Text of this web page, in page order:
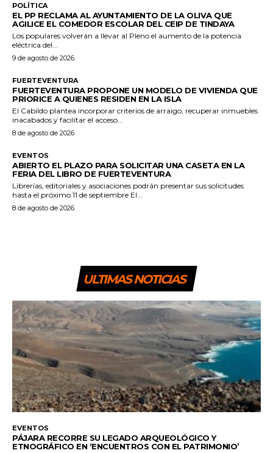
POLÍTICA
EL PP RECLAMA AL AYUNTAMIENTO DE LA OLIVA QUE
AGILICE EL COMEDOR ESCOLAR DEL CEIP DE TINDAYA
Los populares volverán a llevar al Pleno el aumento de la potencia
eléctrica del...
9 de agosto de 2026
FUERTEVENTURA
FUERTEVENTURA PROPONE UN MODELO DE VIVIENDA QUE
PRIORICE A QUIENES RESIDEN EN LA ISLA
El Cabildo plantea incorporar criterios de arraigo, recuperar inmuebles
inacabados y facilitar el acceso...
8 de agosto de 2026
EVENTOS
ABIERTO EL PLAZO PARA SOLICITAR UNA CASETA EN LA
FERIA DEL LIBRO DE FUERTEVENTURA
Librerías, editoriales y asociaciones podrán presentar sus solicitudes
hasta el próximo 11 de septiembre El...
8 de agosto de 2026
ULTIMAS NOTICIAS
EVENTOS
PÁJARA RECORRE SU LEGADO ARQUEOLÓGICO Y
ETNOGRÁFICO EN ‘ENCUENTROS CON EL PATRIMONIO’